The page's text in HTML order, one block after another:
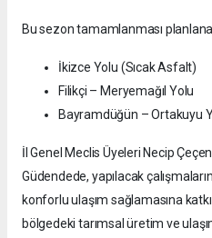
Bu sezon tamamlanması
İkizce Yolu (Sıcak Asfalt)
Filikçi – Meryemağıl Yolu
Bayramdüğün – Ortakuyu
İl Genel Meclis Üyeleri Necip
Güdendede, yapılacak
konforlu ulaşım sağlamasına
bölgedeki tarımsal üretim ve